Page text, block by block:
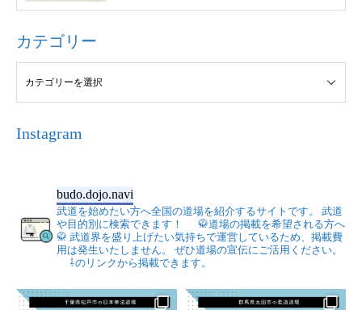
カテゴリー
Instagram
budo.dojo.navi
武道を始めたい方へ全国の道場を紹介するサイトです。
武道
や目的別に検索できます！
🥋道場の掲載を希望される方へ
🥋 武道界を盛り上げたい気持ちで運営しているため、掲載費
用は発生いたしません。
ぜひ道場の宣伝にご活用ください。
⇩のリンクから掲載できます。